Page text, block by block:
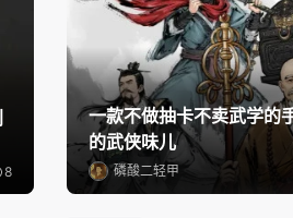
08/11周二
公测
08/12周三
8
一款不做抽卡不卖武学的
的武侠味儿
磷酸二轻甲